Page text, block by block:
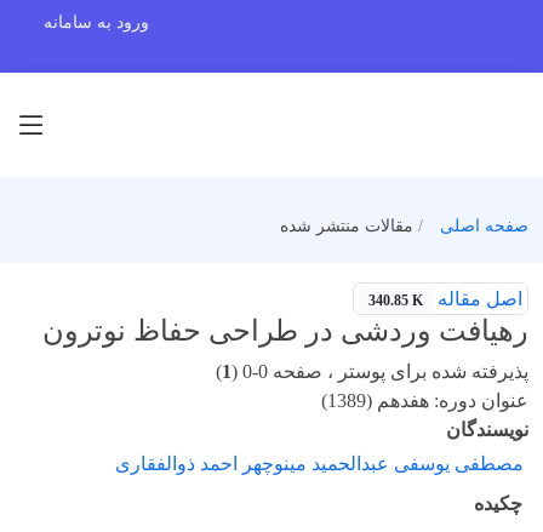
ورود به سامانه
صفحه اصلی مقالات منتشر شده
اصل مقاله 340.85 K
رهیافت وردشی در طراحی حفاظ نوترون
پذیرفته شده برای پوستر ، صفحه 0-0 ( 1
)
عنوان دوره: هفدهم (1389)
نویسندگان
مصطفی یوسفی عبدالحمید مینوچهر احمد ذوالفقاری
چکیده